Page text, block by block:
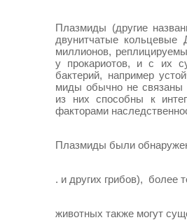
Плазмиды (другие
двунитчатые
миллионов,
у прокариотов, и с их
бактерий, например
миды обычно не связаны
из них способны к
факторами
Плазмиды были
. и других грибов), более
животных также могут